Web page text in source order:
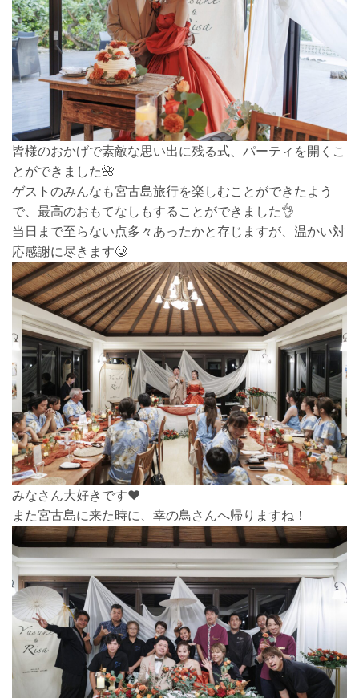
皆様のおかげで素敵な思い出に残る式、パーティを開くこ
とができました🌺
ゲストのみんなも宮古島旅行を楽しむことができたよう
で、最高のおもてなしもすることができました👌
当日まで至らない点多々あったかと存じますが、温かい対
応感謝に尽きます🥲
みなさん大好きです♥
また宮古島に来た時に、幸の鳥さんへ帰りますね！